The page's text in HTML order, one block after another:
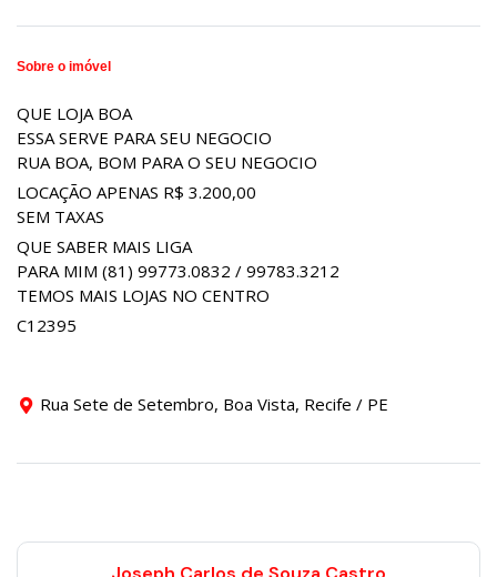
Sobre o imóvel
QUE LOJA BOA
ESSA SERVE PARA SEU NEGOCIO
RUA BOA, BOM PARA O SEU NEGOCIO
LOCAÇÃO APENAS R$ 3.200,00
SEM TAXAS
QUE SABER MAIS LIGA
PARA MIM (81) 99773.0832 / 99783.3212
TEMOS MAIS LOJAS NO CENTRO
C12395
Rua Sete de Setembro, Boa Vista, Recife / PE